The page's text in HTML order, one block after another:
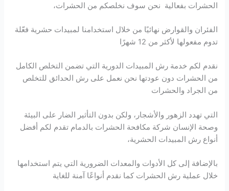
الحشرات بفعالية نحن سوف نخلصكم من الحشرات،
الفئران والقوارض نهائيًا من خلال استخدامنا لمبيدات حشرية فعّلة
تدوم مفعولها لأكثر من 12 شهرًا
نقدم لكم خدمة رش المبيدات الدورية التي تضمن التخلص الكامل
من الحشرات دون عودتها نحن نعمل على رش الحدائق للتخلص
من الجراد والحشرات
التي تهدد الزهور والأشجار، ولكن بدون التأثير الضار على البيئة
وصحة الإنسان شركة مكافحة الحشرات بالدمام تقدم لكم أفضل
أنواع رش المبيدات الحشرية،
بالإضافة إلى كل الأدوات والمعدات الضرورية التي يتم استخدامها
خلال عملية رش الحشرات كما نقدم أنواعًا آمنة للغاية